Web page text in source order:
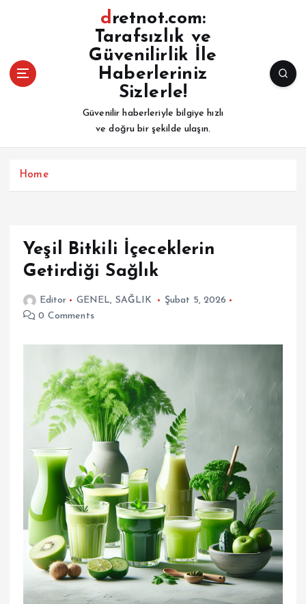
l
dretnot.com:
Tarafsızlık ve
Güvenilirlik İle
Haberleriniz
Sizlerle!
Güvenilir haberleriyle bilgiye hızlı
ve doğru bir şekilde ulaşın.
Home
Yeşil Bitkili İçeceklerin
Getirdiği Sağlık
Editor GENEL, SAĞLIK
Şubat 5, 2026
0 Comments